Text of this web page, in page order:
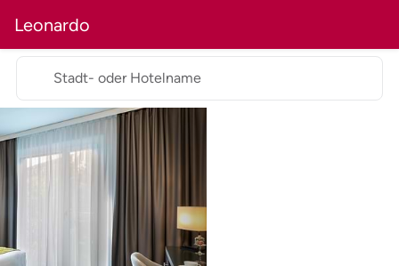
Leonardo
Stadt- oder Hotelname